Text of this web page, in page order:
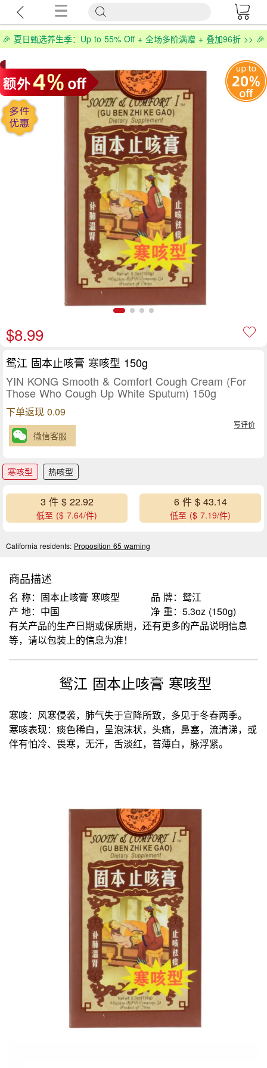
🎉 夏日甄选养生季：Up to 55% Off + 全场多阶满赠 + 叠加96折 >> 🎉
$8.99
鸳江 固本止咳膏 寒咳型 150g
YIN KONG Smooth & Comfort Cough Cream (For
Those Who Cough Up White Sputum) 150g
下单返现 0.09
写评价
微信客服
寒咳型 热咳型
3 件 $ 22.92
低至 ($ 7.64/件)
6 件 $ 43.14
低至 ($ 7.19/件)
California residents: Proposition 65 warning
商品描述
名 称：固本止咳膏 寒咳型
品 牌：鸳江
产 地：中国
净 重：5.3oz (150g)
有关产品的生产日期或保质期，还有更多的产品说明信息
等，请以包装上的信息为准！
鸳江 固本止咳膏 寒咳型
寒咳：风寒侵袭，肺气失于宣降所致，多见于冬春两季。
寒咳表现：痰色稀白，呈泡沫状，头痛，鼻塞，流清涕，或
伴有怕冷、畏寒，无汗，舌淡红，苔薄白，脉浮紧。